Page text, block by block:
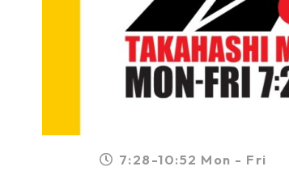
7:28-10:52 Mon - Fri